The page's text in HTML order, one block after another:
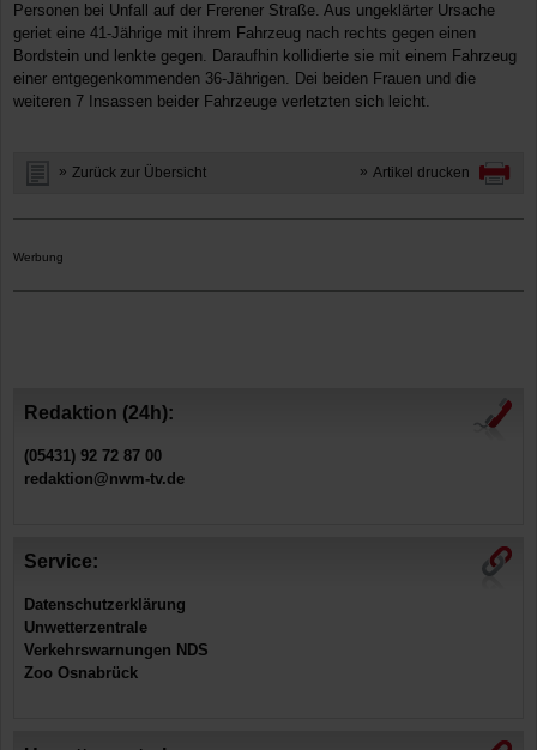
Personen bei Unfall auf der Frerener Straße. Aus ungeklärter Ursache
geriet eine 41-Jährige mit ihrem Fahrzeug nach rechts gegen einen
Bordstein und lenkte gegen. Daraufhin kollidierte sie mit einem Fahrzeug
einer entgegenkommenden 36-Jährigen. Dei beiden Frauen und die
weiteren 7 Insassen beider Fahrzeuge verletzten sich leicht.
Zurück zur Übersicht Artikel drucken
Werbung
Redaktion (24h):
(05431) 92 72 87 00
redaktion@nwm-tv.de
Service:
Datenschutzerklärung
Unwetterzentrale
Verkehrswarnungen NDS
Zoo Osnabrück